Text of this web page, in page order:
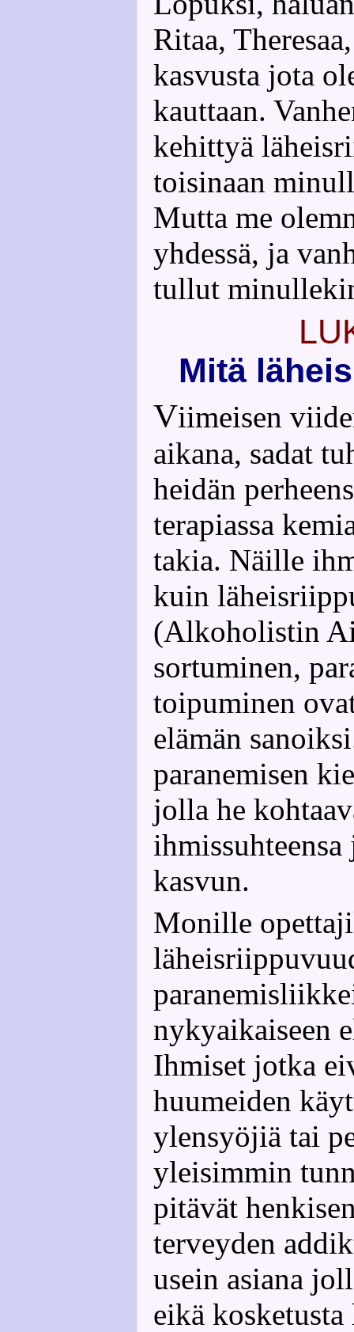
Ritaa,
kasvusta jota
kauttaan.
kehittyä
toisinaan
Mutta me
yhdessä, ja
tullut
Mitä
Viimeisen
aikana, sadat
heidän
terapiassa
takia. Näille
kuin
(Alkoholistin
sortuminen,
toipuminen
elämän
paranemisen
jolla he
kasvun.
Monille
nykyaikaiseen
Ihmiset jotka
huumeiden
ylensyöjiä tai
yleisimmin
pitävät
terveyden
usein asiana
eikä kosketusta